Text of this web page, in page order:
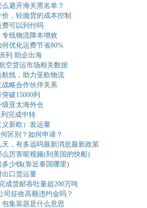
避开海关黑名单？
，轻抛货的成本控制
可以到付吗
线物流降本增效
优化运费节省80%
列 助企出海
空货运市场相关数据
航线，助力亚欧物流
略合作伙伴关系
破15000列
亚太海外仓
完成中转
义新欧）发运量
区别？如何申请？
，有多远吗最新消息最新政策
厉害呢视频(到美国的快船)
少钱(靠近泰国哪里)
出口货运量
成货邮吞吐量超200万吨
司征收高额违约金吗？
集装器是什么意思